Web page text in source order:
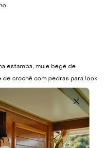
estampa, mule bege de
de crochê com pedras para look